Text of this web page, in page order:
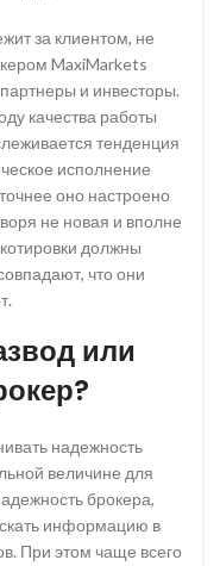
за клиентом, не
MaxiMarkets
и инвесторы.
качества работы
тенденция
исполнение
оно настроено
не новая и вполне
должны
что они
или
надежность
величине для
брокера,
информацию в
При этом чаще всего